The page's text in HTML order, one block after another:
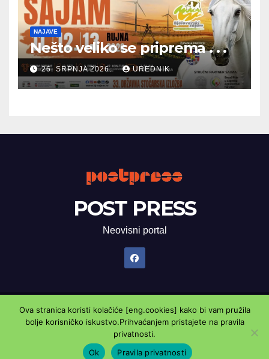
NAJAVE
Nešto veliko se priprema . . .
26. SRPNJA 2026. UREDNIK
POST PRESS
Neovisni portal
Proudly powered by WordPress| Theme: Newsup byThemeansar.
Marketing oglasnik Kontaktirajte nasPravila privatnosti
Ova stranica koristi kolačiće [eng.cookies] kako bi vam pružila
bolje korisničko iskustvo.Prihvaćanjem pristajete na pravila
privatnosti.
Ok
Pravila privatnosti